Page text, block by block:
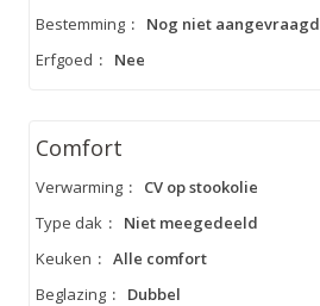
Bestemming :
Nog niet aangevraagd
Erfgoed : Nee
Comfort
Verwarming :
CV op stookolie
Type dak :
Niet meegedeeld
Keuken : Alle comfort
Beglazing :
Dubbel